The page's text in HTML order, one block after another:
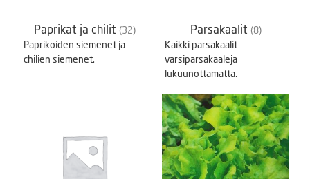
Paprikat ja chilit (32)
Paprikoiden siemenet ja
chilien siemenet.
Parsakaalit (8)
Kaikki parsakaalit
varsiparsakaaleja
lukuunottamatta.